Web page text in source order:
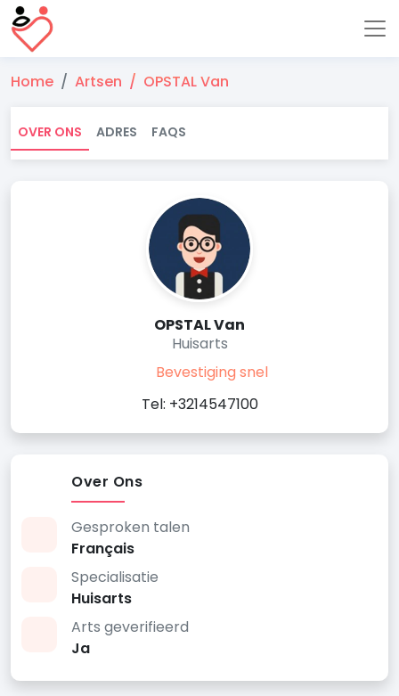
Home Artsen OPSTAL Van
OVER ONS ADRES FAQS
OPSTAL Van
Huisarts
Bevestiging snel
Tel: +3214547100
Over Ons
Gesproken talen
Français
Specialisatie
Huisarts
Arts geverifieerd
Ja